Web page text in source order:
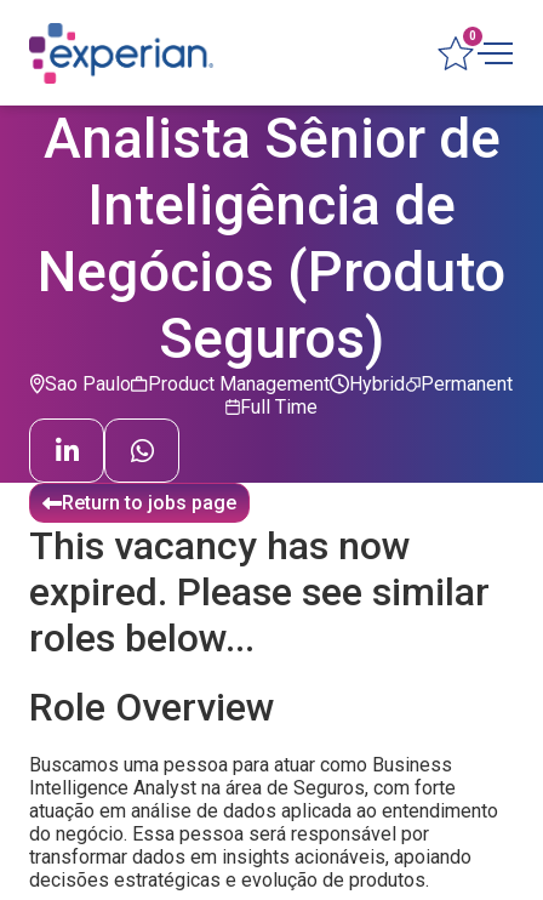
0
Analista Sênior de
Inteligência de
Negócios (Produto
Seguros)
Sao Paulo Product Management Permanent
Hybrid
Full Time
Return to jobs page
This vacancy has now
expired. Please see similar
roles below...
Role Overview
Buscamos uma pessoa para atuar como Business
Intelligence Analyst na área de Seguros, com forte
atuação em análise de dados aplicada ao entendimento
do negócio. Essa pessoa será responsável por
transformar dados em insights acionáveis, apoiando
decisões estratégicas e evolução de produtos.